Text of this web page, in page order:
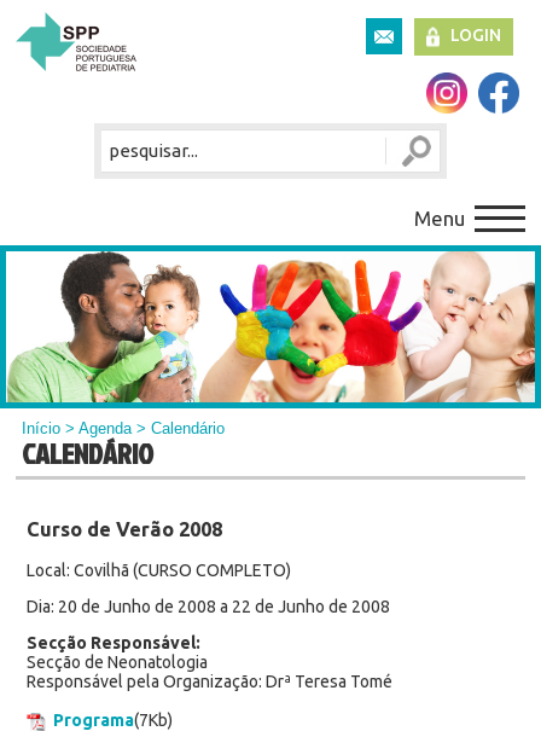
LOGIN
Menu
Início >Agenda> Calendário
CALENDÁRIO
Curso de Verão 2008
Local: Covilhã (CURSO COMPLETO)
Dia: 20 de Junho de 2008 a 22 de Junho de 2008
Secção Responsável:
Secção de Neonatologia
Responsável pela Organização: Drª Teresa Tomé
Programa(7Kb)